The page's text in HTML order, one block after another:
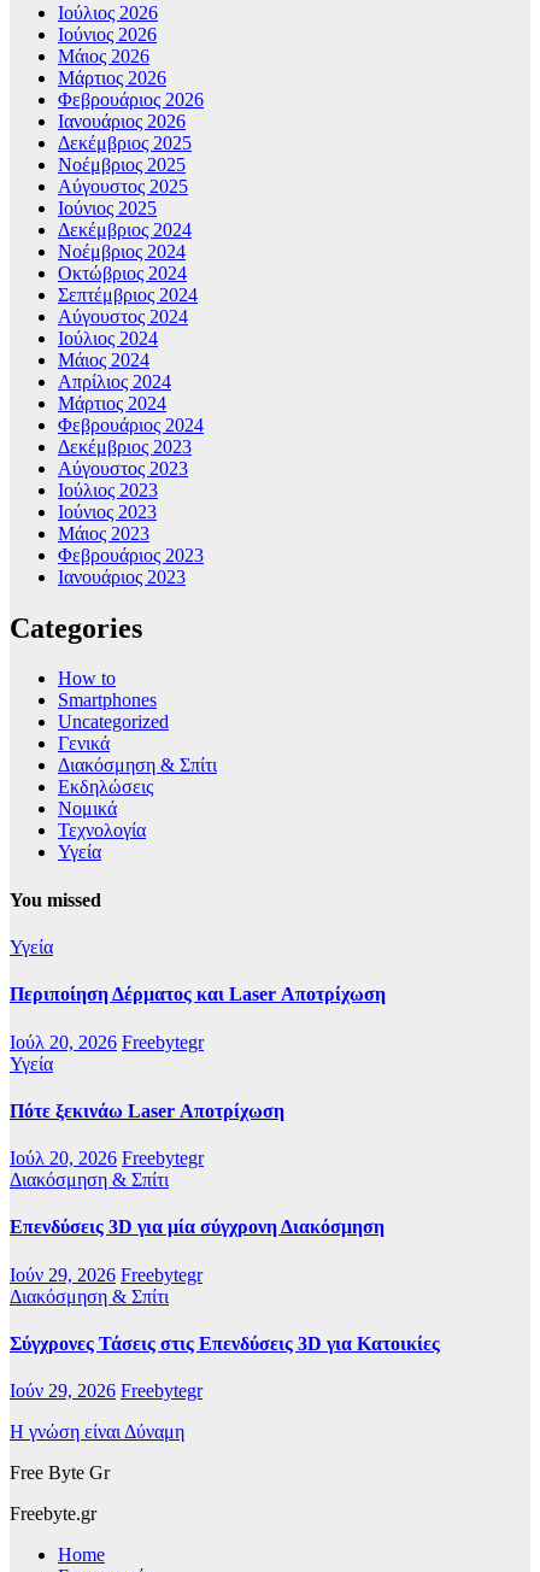
Ιούλιος 2026
Ιούνιος 2026
Μάιος 2026
Μάρτιος 2026
Φεβρουάριος 2026
Ιανουάριος 2026
Δεκέμβριος 2025
Νοέμβριος 2025
Αύγουστος 2025
Ιούνιος 2025
Δεκέμβριος 2024
Νοέμβριος 2024
Οκτώβριος 2024
Σεπτέμβριος 2024
Αύγουστος 2024
Ιούλιος 2024
Μάιος 2024
Απρίλιος 2024
Μάρτιος 2024
Φεβρουάριος 2024
Δεκέμβριος 2023
Αύγουστος 2023
Ιούλιος 2023
Ιούνιος 2023
Μάιος 2023
Φεβρουάριος 2023
Ιανουάριος 2023
Categories
How to
Smartphones
Uncategorized
Γενικά
Διακόσμηση & Σπίτι
Εκδηλώσεις
Νομικά
Τεχνολογία
Υγεία
You missed
Υγεία
Περιποίηση Δέρματος και Laser Αποτρίχωση
Ιούλ 20, 2026 Freebytegr
Υγεία
Πότε ξεκινάω Laser Αποτρίχωση
Ιούλ 20, 2026 Freebytegr
Διακόσμηση & Σπίτι
Επενδύσεις 3D για μία σύγχρονη Διακόσμηση
Ιούν 29, 2026 Freebytegr
Διακόσμηση & Σπίτι
Σύγχρονες Τάσεις στις Επενδύσεις 3D για Κατοικίες
Ιούν 29, 2026 Freebytegr
Η γνώση είναι Δύναμη
Free Byte Gr
Freebyte.gr
Home